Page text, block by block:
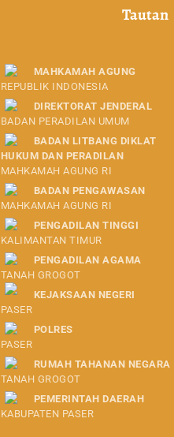
Tautan
MAHKAMAH AGUNG
REPUBLIK INDONESIA
DIREKTORAT JENDERAL
BADAN PERADILAN UMUM
BADAN LITBANG DIKLAT
HUKUM DAN PERADILAN
MAHKAMAH AGUNG RI
BADAN PENGAWASAN
MAHKAMAH AGUNG RI
PENGADILAN TINGGI
KALIMANTAN TIMUR
PENGADILAN AGAMA
TANAH GROGOT
KEJAKSAAN NEGERI
PASER
POLRES
PASER
RUMAH TAHANAN NEGARA
TANAH GROGOT
PEMERINTAH DAERAH
KABUPATEN PASER